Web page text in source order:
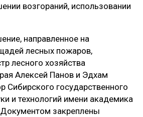
возгораний, использовании
направленное на
лесных пожаров,
лесного хозяйства
Алексей Панов и Эдхам
Сибирского государственного
и технологий имени академика
закреплены